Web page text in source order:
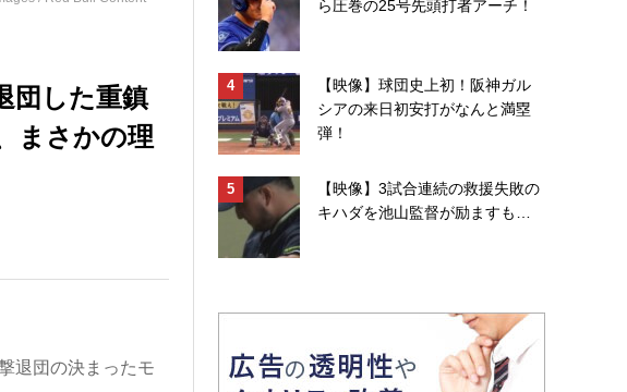
団した重鎮
まさかの理
退団の決まったモ
ら圧巻の25号先頭打者アーチ！
【映像】球団史上初！阪神ガル
シアの来日初安打がなんと満塁
弾！
【映像】3試合連続の救援失敗の
キハダを池山監督が励ますも…